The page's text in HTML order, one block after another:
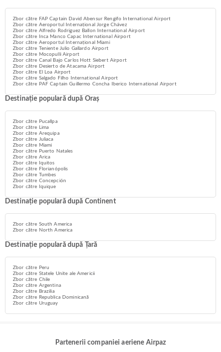
Zbor către FAP Captain David Abensur Rengifo International Airport
Zbor către Aeroportul Internațional Jorge Chávez
Zbor către Alfredo Rodriguez Ballon International Airport
Zbor către Inca Manco Capac International Airport
Zbor către Aeroportul Internațional Miami
Zbor către Teniente Julio Gallardo Airport
Zbor către Mocopulli Airport
Zbor către Canal Bajo Carlos Hott Siebert Airport
Zbor către Desierto de Atacama Airport
Zbor către El Loa Airport
Zbor către Salgado Filho International Airport
Zbor către PAF Captain Guillermo Concha Iberico International Airport
Destinație populară după Oraș
Zbor către Pucallpa
Zbor către Lima
Zbor către Arequipa
Zbor către Juliaca
Zbor către Miami
Zbor către Puerto Natales
Zbor către Arica
Zbor către Iquitos
Zbor către Florianópolis
Zbor către Tumbes
Zbor către Concepción
Zbor către Iquique
Destinație populară după Continent
Zbor către South America
Zbor către North America
Destinație populară după Țară
Zbor către Peru
Zbor către Statele Unite ale Americii
Zbor către Chile
Zbor către Argentina
Zbor către Brazilia
Zbor către Republica Dominicană
Zbor către Uruguay
Partenerii companiei aeriene Airpaz